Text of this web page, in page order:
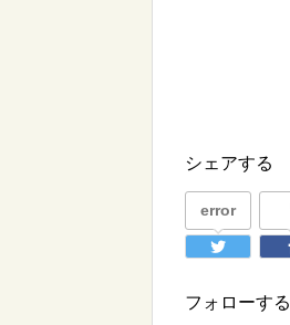
シェアする
error
フォローする